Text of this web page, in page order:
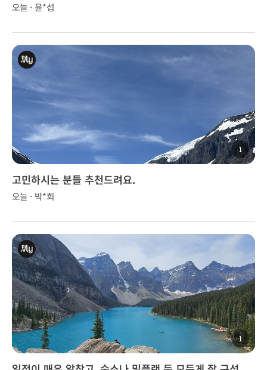
오늘 · 윤*섭
1
고민하시는 분들 추천드려요.
오늘 · 박*희
1